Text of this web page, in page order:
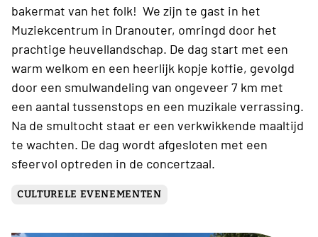
bakermat van het folk! We zijn te gast in het
Muziekcentrum in Dranouter, omringd door het
prachtige heuvellandschap. De dag start met een
warm welkom en een heerlijk kopje koffie, gevolgd
door een smulwandeling van ongeveer 7 km met
een aantal tussenstops en een muzikale verrassing.
Na de smultocht staat er een verkwikkende maaltijd
te wachten. De dag wordt afgesloten met een
sfeervol optreden in de concertzaal.
CULTURELE EVENEMENTEN